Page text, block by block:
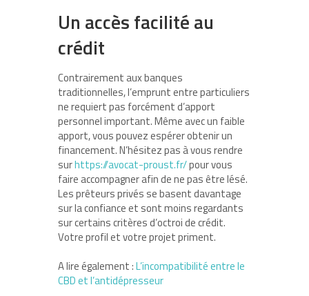
Un accès facilité au
crédit
Contrairement aux banques
traditionnelles, l’emprunt entre particuliers
ne requiert pas forcément d’apport
personnel important. Même avec un faible
apport, vous pouvez espérer obtenir un
financement. N’hésitez pas à vous rendre
surhttps://avocat-proust.fr/pour vous
faire accompagner afin de ne pas être lésé.
Les prêteurs privés se basent davantage
sur la confiance et sont moins regardants
sur certains critères d’octroi de crédit.
Votre profil et votre projet priment.
A lire également :L’incompatibilité entre le
CBD et l’antidépresseur